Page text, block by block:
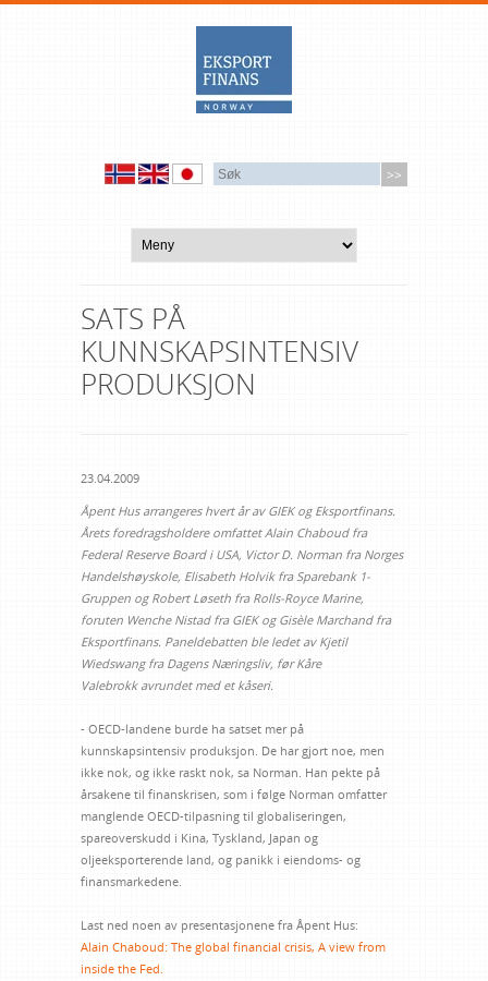
SATS PÅ
KUNNSKAPSINTENSIV
PRODUKSJON
23.04.2009
Åpent Hus arrangeres hvert år av GIEK og Eksportfinans.
Årets foredragsholdere omfattet Alain Chaboud fra
Federal Reserve Board i USA, Victor D. Norman fra Norges
Handelshøyskole, Elisabeth Holvik fra Sparebank 1-
Gruppen og Robert Løseth fra Rolls-Royce Marine,
foruten Wenche Nistad fra GIEK og Gisèle Marchand fra
Eksportfinans. Paneldebatten ble ledet av Kjetil
Wiedswang fra Dagens Næringsliv, før Kåre
Valebrokk avrundet med et kåseri.
- OECD-landene burde ha satset mer på
kunnskapsintensiv produksjon. De har gjort noe, men
ikke nok, og ikke raskt nok, sa Norman. Han pekte på
årsakene til finanskrisen, som i følge Norman omfatter
manglende OECD-tilpasning til globaliseringen,
spareoverskudd i Kina, Tyskland, Japan og
oljeeksporterende land, og panikk i eiendoms- og
finansmarkedene.
Last ned noen av presentasjonene fra Åpent Hus:
Alain Chaboud: The global financial crisis, A view from
inside the Fed.